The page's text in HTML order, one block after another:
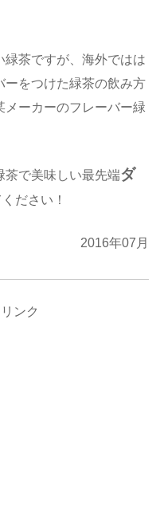
緑茶ですが、海外ではは
ーをつけた緑茶の飲み方
メーカーのフレーバー緑
茶で美味しい最先端ダ
ださい！
2016年07月
ンク